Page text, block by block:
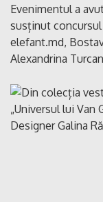
Evenimentul a
susținut concursul
elefant.md,
Alexandrina